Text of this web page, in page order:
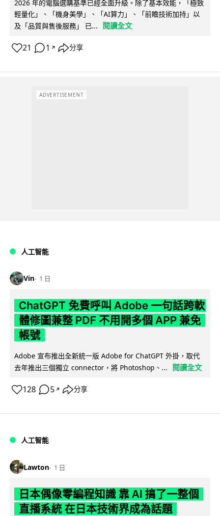
2026 年的電腦選購基準已經全面升級。除了基本效能，「極致
輕量化」、「機身美學」、「AI算力」、「前瞻技術加持」以
及「品質與售後服務」 已...
閱讀全文
21 1 ↗ 分享
ADVERTISEMENT
人工智能
Vin 1 日
ChatGPT 免費呼叫 Adobe 一句話跨軟
體修圖兼整 PDF 不用開多個 APP 兼免
帳號
Adobe 宣布推出全新統一版 Adobe for ChatGPT 外掛，取代
去年推出三個獨立 connector，將 Photoshop、...
閱讀全文
128 5 ↗ 分享
人工智能
Lawton 1 日
日本偶像零編程知識 靠 AI 搞了一整個
直播系統 在日本技術界成為話題